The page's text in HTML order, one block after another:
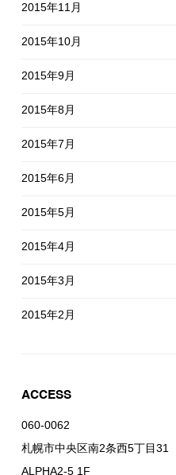
2015年11月
2015年10月
2015年9月
2015年8月
2015年7月
2015年6月
2015年5月
2015年4月
2015年3月
2015年2月
ACCESS
060-0062
札幌市中央区南2条西5丁目31
ALPHA2-5 1F